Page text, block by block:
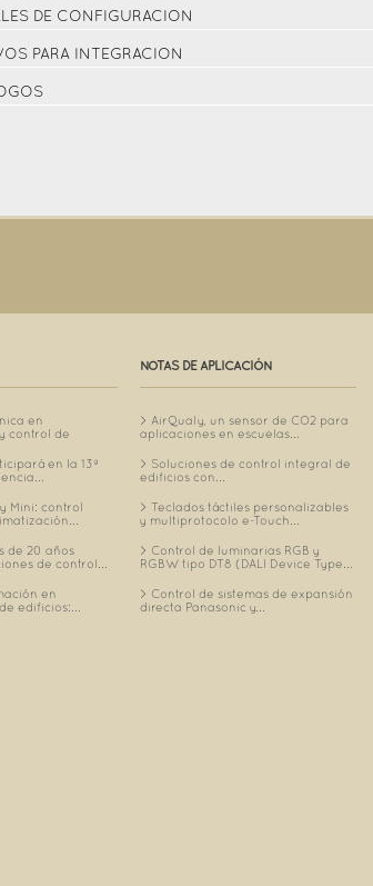
DE CONFIGURACION
PARA INTEGRACION
en
control de
en la 13ª
Mini: control
de 20 años
de control...
en
edificios:...
NOTAS DE APLICACIÓN
AirQualy, un sensor de CO2 para
aplicaciones en escuelas...
Soluciones de control integral de
edificios con...
Teclados táctiles personalizables
y multiprotocolo e-Touch...
Control de luminarias RGB y
RGBW tipo DT8 (DALI Device Type...
Control de sistemas de expansión
directa Panasonic y...